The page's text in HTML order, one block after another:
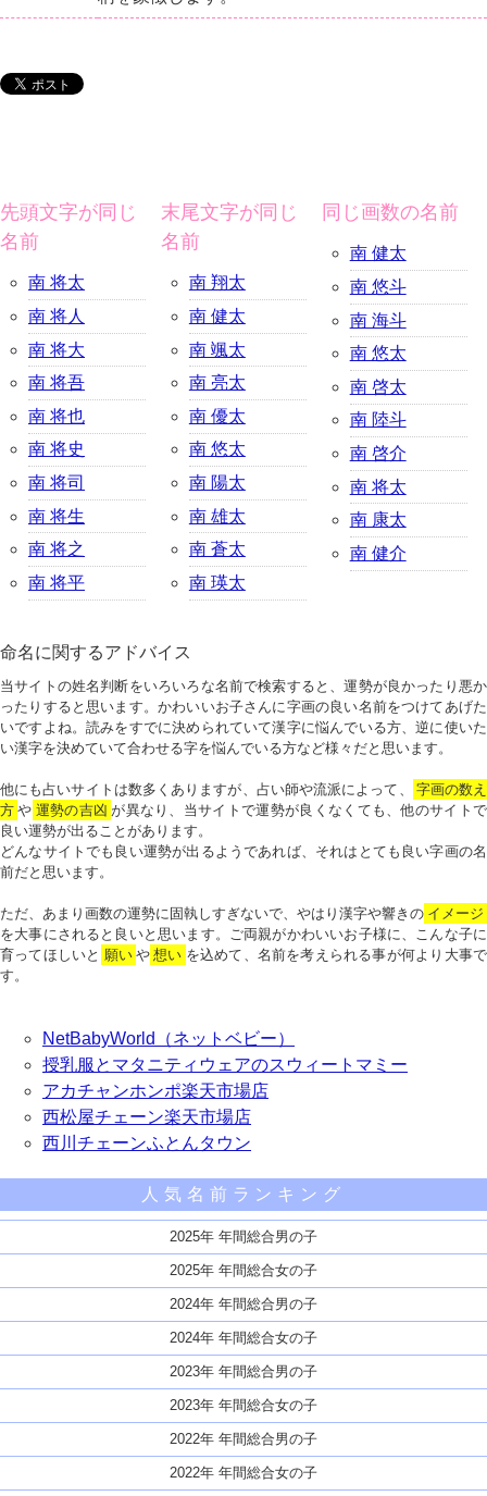
先頭文字が同じ
名前
南 将太
南 将人
南 将大
南 将吾
南 将也
南 将史
南 将司
南 将生
南 将之
南 将平
末尾文字が同じ
名前
南 翔太
南 健太
南 颯太
南 亮太
南 優太
南 悠太
南 陽太
南 雄太
南 蒼太
南 瑛太
同じ画数の名前
南 健太
南 悠斗
南 海斗
南 悠太
南 啓太
南 陸斗
南 啓介
南 将太
南 康太
南 健介
命名に関するアドバイス
当サイトの姓名判断をいろいろな名前で検索すると、運勢が良かったり悪か
ったりすると思います。かわいいお子さんに字画の良い名前をつけてあげた
いですよね。読みをすでに決められていて漢字に悩んでいる方、逆に使いた
い漢字を決めていて合わせる字を悩んでいる方など様々だと思います。
他にも占いサイトは数多くありますが、占い師や流派によって、
字画の数え
方 や 運勢の吉凶 が異なり、当サイトで運勢が良くなくても、他のサイトで
良い運勢が出ることがあります。
どんなサイトでも良い運勢が出るようであれば、それはとても良い字画の名
前だと思います。
ただ、あまり画数の運勢に固執しすぎないで、やはり漢字や響きの イメージ
を大事にされると良いと思います。ご両親がかわいいお子様に、こんな子に
育ってほしいと 願い や 想い を込めて、名前を考えられる事が何より大事で
す。
NetBabyWorld（ネットベビー）
授乳服とマタニティウェアのスウィートマミー
アカチャンホンポ楽天市場店
西松屋チェーン楽天市場店
西川チェーンふとんタウン
人気名前ランキング
2025年 年間総合男の子
2025年 年間総合女の子
2024年 年間総合男の子
2024年 年間総合女の子
2023年 年間総合男の子
2023年 年間総合女の子
2022年 年間総合男の子
2022年 年間総合女の子